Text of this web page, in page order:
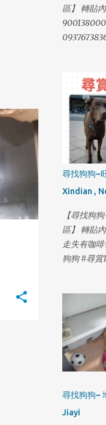
區】 轉貼
尋找狗狗~
Xindian ,
【尋找狗
區】 轉貼
走失有咖
狗狗 #尋賞
擊小狗事
路四段與
過馬路 很
認了 旺旺
車記錄器
撞擊小狗
了 證實了
分 行車記
回家的路
尋找狗狗~
Jiayi